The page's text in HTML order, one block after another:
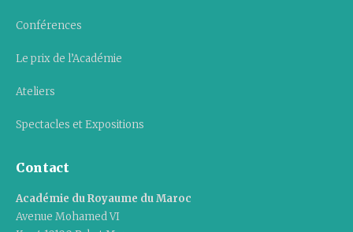
Conférences
Le prix de l’Académie
Ateliers
Spectacles et Expositions
Contact
Académie du Royaume du Maroc
Avenue Mohamed VI